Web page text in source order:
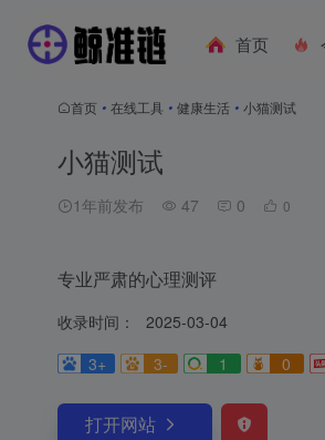
首页
首页 • 在线工具 • 健康生活 • 小猫测试
小猫测试
1年前发布 47 0 0
专业严肃的心理测评
收录时间：
2025-03-04
3+
3- 1 0
打开网站